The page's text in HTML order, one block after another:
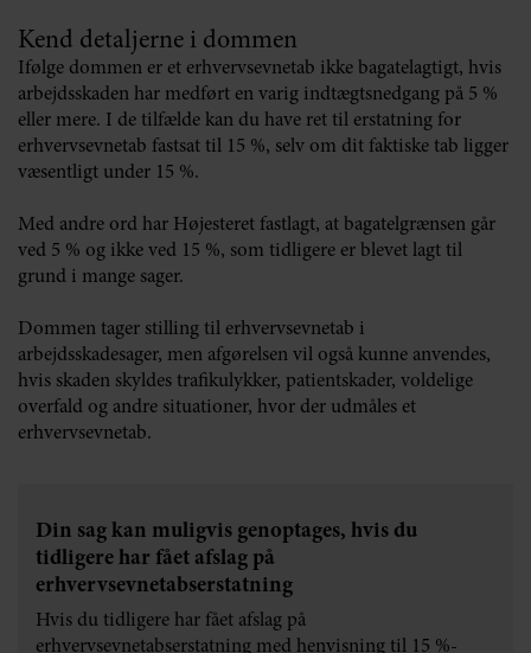
Kend detaljerne i dommen
Ifølge dommen er et erhvervsevnetab ikke bagatelagtigt, hvis
arbejdsskaden har medført en varig indtægtsnedgang på 5 %
eller mere. I de tilfælde kan du have ret til erstatning for
erhvervsevnetab fastsat til 15 %, selv om dit faktiske tab ligger
væsentligt under 15 %.
Med andre ord har Højesteret fastlagt, at bagatelgrænsen går
ved 5 % og ikke ved 15 %, som tidligere er blevet lagt til
grund i mange sager.
Dommen tager stilling til erhvervsevnetab i
arbejdsskadesager, men afgørelsen vil også kunne anvendes,
hvis skaden skyldes trafikulykker, patientskader, voldelige
overfald og andre situationer, hvor der udmåles et
erhvervsevnetab.
Din sag kan muligvis genoptages, hvis du
tidligere har fået afslag på
erhvervsevnetabserstatning
Hvis du tidligere har fået afslag på
erhvervsevnetabserstatning med henvisning til 15 %-